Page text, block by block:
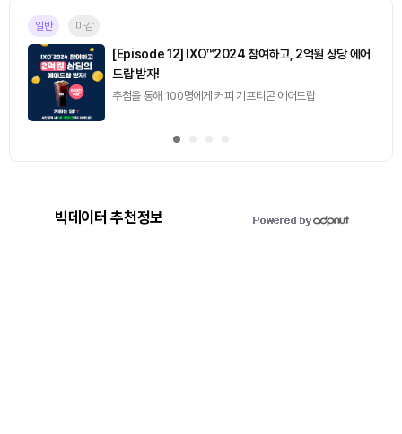
마감
[토큰포스트] 기사 퀴즈 658회차
2026.08.07 (금) ~ 2026.08.08 (토)
빅데이터 추천정보